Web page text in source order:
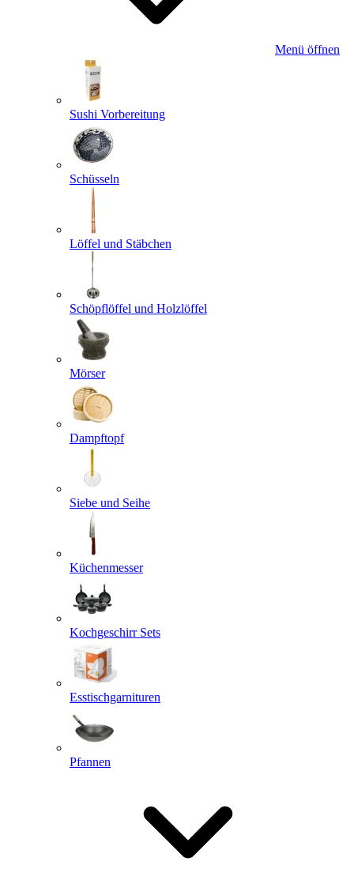
Menü öffnen
Sushi Vorbereitung
Schüsseln
Löffel und Stäbchen
Schöpflöffel und Holzlöffel
Mörser
Dampftopf
Siebe und Seihe
Küchenmesser
Kochgeschirr Sets
Esstischgarnituren
Pfannen